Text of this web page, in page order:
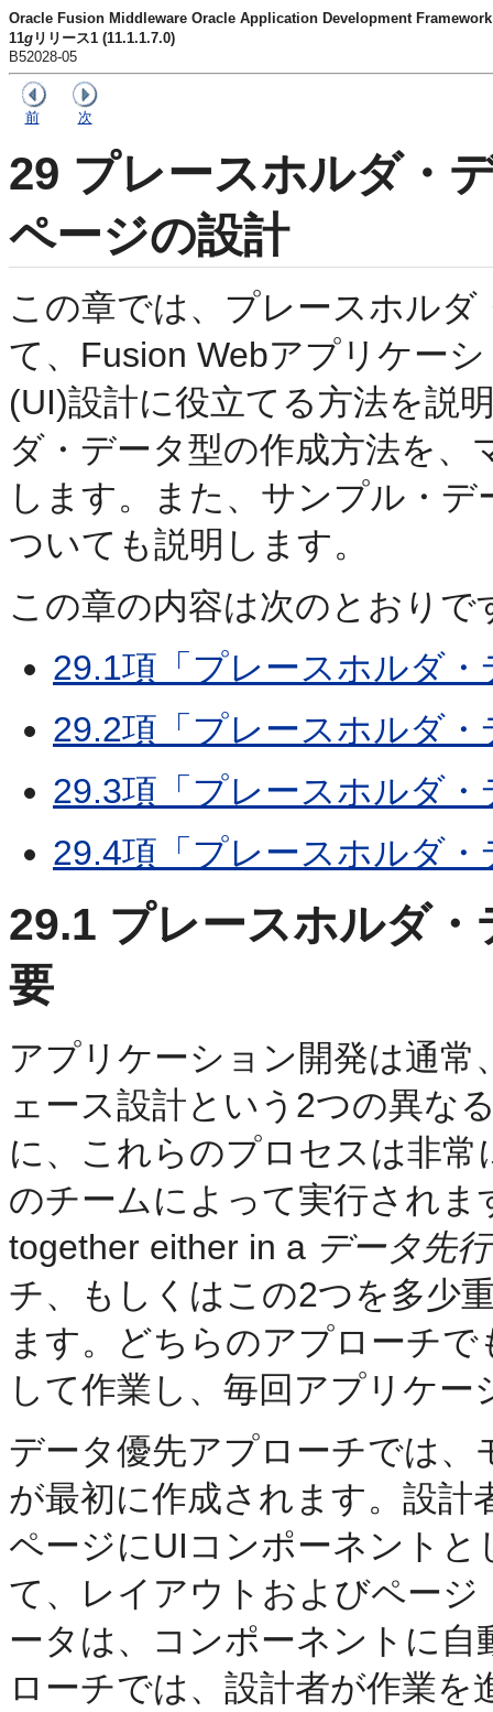
Oracle Fusion Middleware Oracle Application Development
11g リリース1 (11.1.1.7.0)
B52028-05
前 次
29 プレースホルダ・
ページの設計
この章では、プレースホル
て、Fusion Webアプリケー
(UI)設計に役立てる方法を説
ダ・データ型の作成方法を
します。また、サンプル・
ついても説明します。
この章の内容は次のとおりで
29.1項「プレースホルダ
29.2項「プレースホルダ
29.3項「プレースホルダ
29.4項「プレースホルダ
29.1 プレースホルダ
要
アプリケーション開発は通
ェース設計という2つの異な
に、これらのプロセスは非
のチームによって実行され
together either in a データ先行
チ、もしくはこの2つを多少
ます。どちらのアプローチ
して作業し、毎回アプリケ
データ優先アプローチでは
が最初に作成されます。設
ページにUIコンポーネント
て、レイアウトおよびペー
ータは、コンポーネントに
ローチでは、設計者が作業